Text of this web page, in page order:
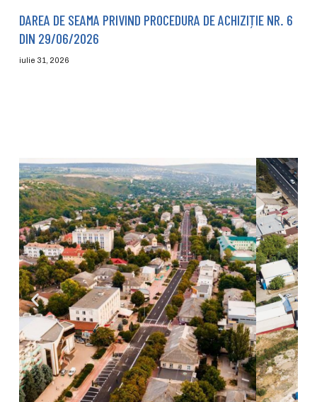
DAREA DE SEAMA PRIVIND PROCEDURA DE ACHIZIȚIE NR. 6
DIN 29/06/2026
iulie 31, 2026